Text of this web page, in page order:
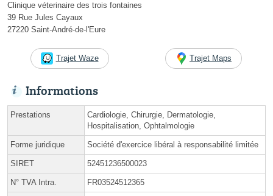
Clinique véterinaire des trois fontaines
39 Rue Jules Cayaux
27220 Saint-André-de-l'Eure
Trajet Waze Trajet Maps
Informations
Prestations
Cardiologie, Chirurgie, Dermatologie,
Hospitalisation, Ophtalmologie
Forme juridique Société d'exercice libéral à responsabilité limitée
SIRET 52451236500023
N° TVA Intra. FR03524512365